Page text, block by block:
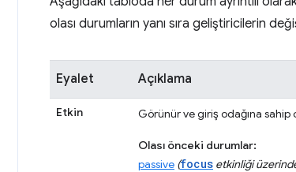
olası durumların yanı sıra geliştiricilerin
Eyalet Açıklama
Etkin Görünür ve giriş odağına sahip
Olası önceki durumlar:
passive (focus etkinliği